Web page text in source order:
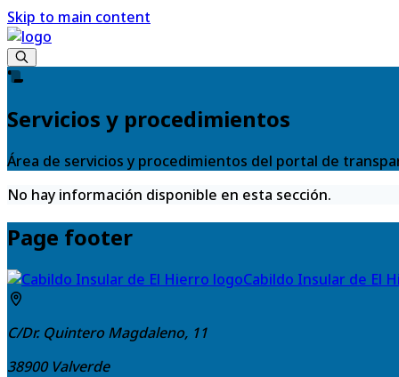
Skip to main content
Servicios y procedimientos
Área de servicios y procedimientos del portal de
No hay información disponible en esta sección.
Page footer
Cabildo Insular de El
C/Dr. Quintero Magdaleno, 11
38900 Valverde